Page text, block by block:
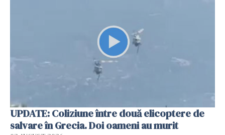
UPDATE: Coliziune între două elicoptere de
salvare în Grecia. Doi oameni au murit